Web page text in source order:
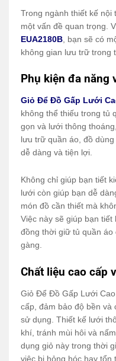
Trong ngành thiết kế nội
một vấn đề quan trọng.
EUA2180B , bạn sẽ có
không gian lưu trữ trong
Phụ kiện đa năng
Giỏ Để Đồ Gấp Lưới
không thể thiếu trong tủ
gọn và lưới thông
lưu trữ quần áo, đồ
dễ dàng và tiện lợi.
Không chỉ giúp bạn tiết
lưới còn giúp bạn dễ
món đồ cần thiết mà
Việc này sẽ giúp bạn tiết
đồng thời giữ tủ quần áo
gàng.
Chất liệu cao cấp
Giỏ Để Đồ Gấp Lưới
cấp, đảm bảo độ bền và
sử dụng. Thiết kế lưới
khí, tránh mùi hôi và
dụng giỏ này trong thời
việc bị hỏng hóc hay tổn